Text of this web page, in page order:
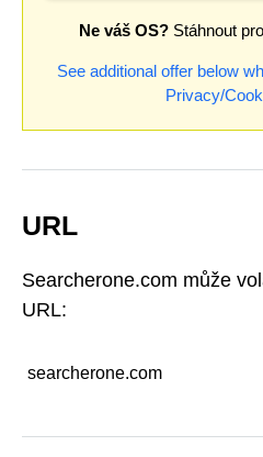
Ne váš OS? Stáhnout pro
See additional offer below
Privacy/
URL
Searcherone.com může
URL:
searcherone.com